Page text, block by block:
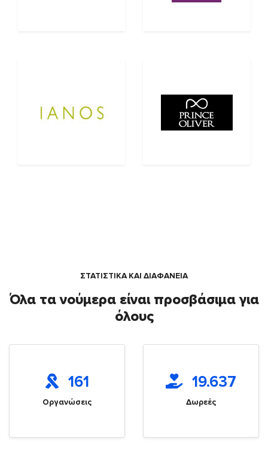
ΣΤΑΤΙΣΤΙΚΑ ΚΑΙ ΔΙΑΦΑΝΕΙΑ
Όλα τα νούμερα είναι προσβάσιμα για
όλους
161
Οργανώσεις
19.637
Δωρεές